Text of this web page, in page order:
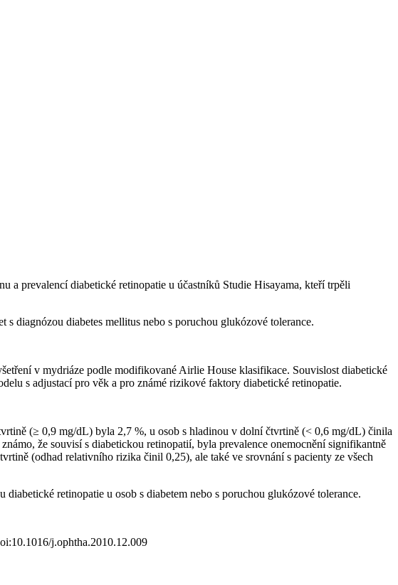
a prevalencí diabetické retinopatie u účastníků Studie Hisayama, kteří trpěli
diagnózou diabetes mellitus nebo s poruchou glukózové tolerance.
v mydriáze podle modifikované Airlie House klasifikace. Souvislost diabetické
s adjustací pro věk a pro známé rizikové faktory diabetické retinopatie.
(≥ 0,9 mg⁠/⁠dL) byla 2,7 %, u osob s hladinou v dolní čtvrtině (< 0,6 mg⁠/⁠dL) činila
že souvisí s diabetickou retinopatií, byla prevalence onemocnění signifikantně
(odhad relativního rizika činil 0,25), ale také ve srovnání s pacienty ze všech
retinopatie u osob s diabetem nebo s poruchou glukózové tolerance.
j.ophtha.2010.12.009